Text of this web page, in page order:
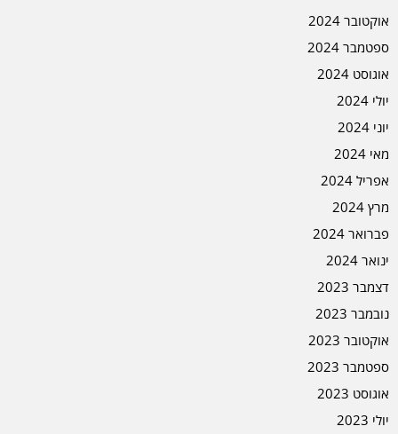
אוקטובר 2024
ספטמבר 2024
אוגוסט 2024
יולי 2024
יוני 2024
מאי 2024
אפריל 2024
מרץ 2024
פברואר 2024
ינואר 2024
דצמבר 2023
נובמבר 2023
אוקטובר 2023
ספטמבר 2023
אוגוסט 2023
יולי 2023